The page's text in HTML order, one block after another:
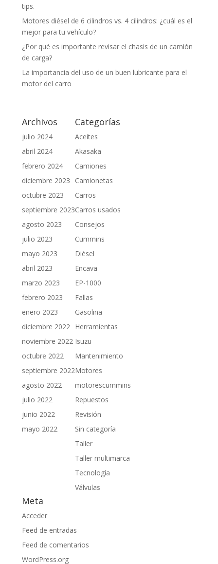
tips.
Motores diésel de 6 cilindros vs. 4 cilindros: ¿cuál es el
mejor para tu vehículo?
¿Por qué es importante revisar el chasis de un camión
de carga?
La importancia del uso de un buen lubricante para el
motor del carro
Archivos
julio 2024
abril 2024
febrero 2024
diciembre 2023
octubre 2023
septiembre 2023
agosto 2023
julio 2023
mayo 2023
abril 2023
marzo 2023
febrero 2023
enero 2023
diciembre 2022
noviembre 2022
octubre 2022
septiembre 2022
agosto 2022
julio 2022
junio 2022
mayo 2022
Categorías
Aceites
Akasaka
Camiones
Camionetas
Carros
Carros usados
Consejos
Cummins
Diésel
Encava
EP-1000
Fallas
Gasolina
Herramientas
Isuzu
Mantenimiento
Motores
motorescummins
Repuestos
Revisión
Sin categoría
Taller
Taller multimarca
Tecnología
Válvulas
Meta
Acceder
Feed de entradas
Feed de comentarios
WordPress.org